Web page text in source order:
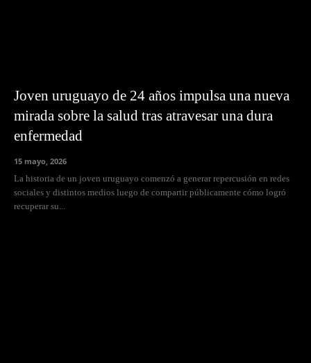
Joven uruguayo de 24 años impulsa una nueva
mirada sobre la salud tras atravesar una dura
enfermedad
15 mayo, 2026
La historia de un joven uruguayo comenzó a generar repercusión en redes
sociales y distintos medios luego de compartir públicamente cómo logró
recuperar su...